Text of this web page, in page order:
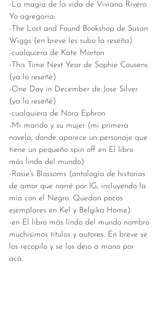
-La magia de la vida de Viviana Rivero
Yo agregaría:
-The Lost and Found Bookshop de Susan
Wiggs (en breve les subo la reseña)
-cualquiera de Kate Morton
-This Time Next Year de Sophie Cousens
(ya lo reseñé)
-One Day in December de Jose Silver
(ya lo reseñé)
-cualquiera de Nora Ephron
-Mi marido y su mujer (mi primera
novela, donde aparece un personaje que
tiene un pequeño spin off en El libro
más lindo del mundo)
-Rosie's Blossoms (antología de historias
de amor que narré por IG, incluyendo la
mía con el Negro. Quedan pocos
ejemplares en Kel y Belgika Home).
-en El libro más lindo del mundo nombro
muchísimos títulos y autores. En breve se
los recopilo y se los dejo a mano por
acá.